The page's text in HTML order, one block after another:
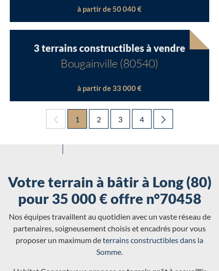
à partir de 50 040 €
3 terrains constructibles à vendre
Bougainville (80540)
à partir de 33 000 €
1 2 3 4
Votre terrain à bâtir à Long (80)
pour 35 000 € offre n°70458
Nos équipes travaillent au quotidien avec un vaste réseau de
partenaires, soigneusement choisis et encadrés pour vous
proposer un maximum deterrains constructibles dans la
Somme.